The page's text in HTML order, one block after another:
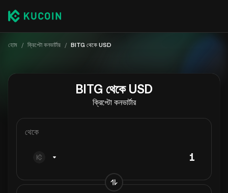
হোম / ক্রিপ্টো কনভার্টার / BITG থেকে USD
BITG থেকে USD
ক্রিপ্টো কনভার্টার
থেকে